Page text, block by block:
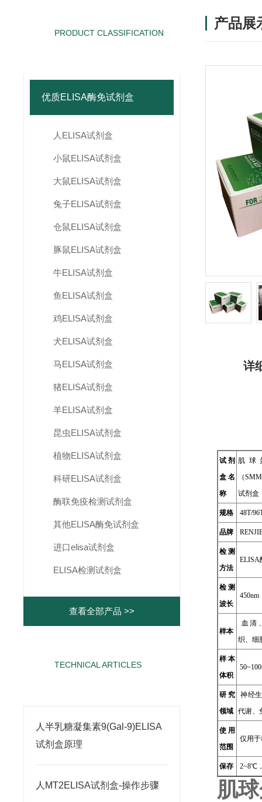
PRODUCT CLASSIFICATION
优质ELISA酶免试剂盒
人ELISA试剂盒
小鼠ELISA试剂盒
大鼠ELISA试剂盒
兔子ELISA试剂盒
仓鼠ELISA试剂盒
豚鼠ELISA试剂盒
牛ELISA试剂盒
鱼ELISA试剂盒
鸡ELISA试剂盒
犬ELISA试剂盒
马ELISA试剂盒
猪ELISA试剂盒
羊ELISA试剂盒
昆虫ELISA试剂盒
植物ELISA试剂盒
科研ELISA试剂盒
酶联免疫检测试剂盒
其他ELISA酶免试剂盒
进口elisa试剂盒
ELISA检测试剂盒
查看全部产品 >>
TECHNICAL ARTICLES
人半乳糖凝集素9(Gal-9)ELISA
试剂盒原理
人MT2ELISA试剂盒-操作步骤
产品展
详
试剂
盒名
称
肌球
（
试剂盒
规格 48T/
品牌
检测
方法
ELISA
检测
波长
450nm
样本
血清
织、细
样本
体积
研究
领域
神经
代谢、
使用
范围
仅用
保存 2~8℃
肌